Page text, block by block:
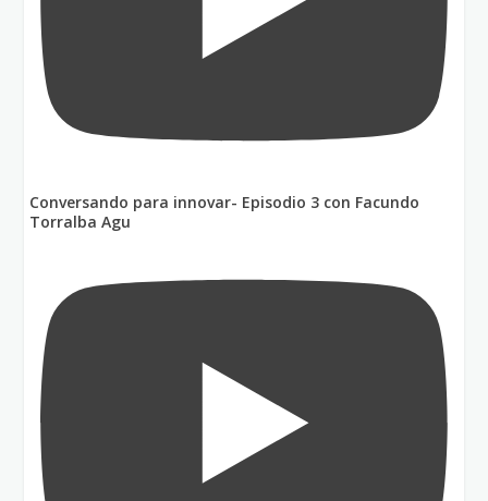
Conversando para innovar- Episodio 3 con Facundo
Torralba Agu